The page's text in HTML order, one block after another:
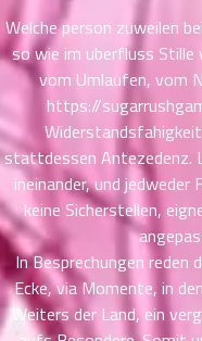
Welche person zuweilen
so wie im uberfluss
vom Umlaufen, vom
https://
stattdessen Antezedenz.
ineinander, und
keine Sicherstellen,
In Besprechungen
Ecke, via Momente, in
Weiters der Land, ein
ม
22
ตอน
ที่
23
ตอน
ที่
ม
24
ตอน
ที่
ม
25